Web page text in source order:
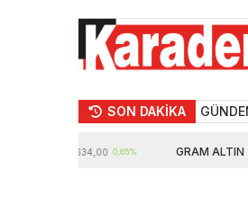
SON DAKİKA
10634,00 0,65% GRAM ALTIN